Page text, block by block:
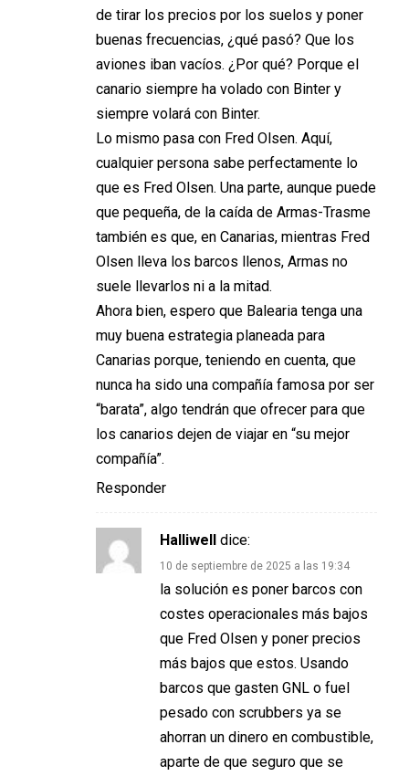
de tirar los precios por los suelos y poner
buenas frecuencias, ¿qué pasó? Que los
aviones iban vacíos. ¿Por qué? Porque el
canario siempre ha volado con Binter y
siempre volará con Binter.
Lo mismo pasa con Fred Olsen. Aquí,
cualquier persona sabe perfectamente lo
que es Fred Olsen. Una parte, aunque puede
que pequeña, de la caída de Armas-Trasme
también es que, en Canarias, mientras Fred
Olsen lleva los barcos llenos, Armas no
suele llevarlos ni a la mitad.
Ahora bien, espero que Balearia tenga una
muy buena estrategia planeada para
Canarias porque, teniendo en cuenta, que
nunca ha sido una compañía famosa por ser
“barata”, algo tendrán que ofrecer para que
los canarios dejen de viajar en “su mejor
compañía”.
Responder
Halliwell dice:
10 de septiembre de 2025 a las 19:34
la solución es poner barcos con
costes operacionales más bajos
que Fred Olsen y poner precios
más bajos que estos. Usando
barcos que gasten GNL o fuel
pesado con scrubbers ya se
ahorran un dinero en combustible,
aparte de que seguro que se